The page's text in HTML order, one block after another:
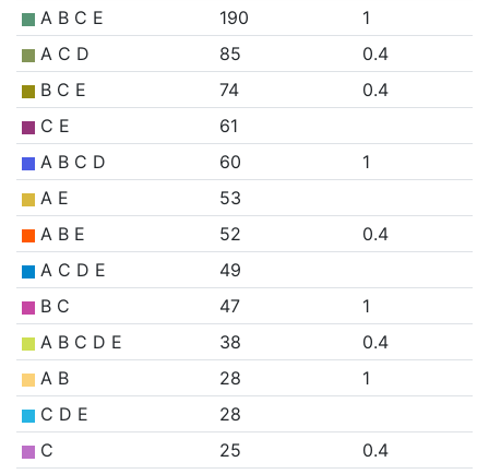
A B C E
190
1
A C D
85
0.4
B C E
74
0.4
C E
61
A B C D
60
1
A E
53
A B E
52
0.4
A C D E
49
B C
47
1
A B C D E
38
0.4
A B
28
1
C D E
28
C
25
0.4